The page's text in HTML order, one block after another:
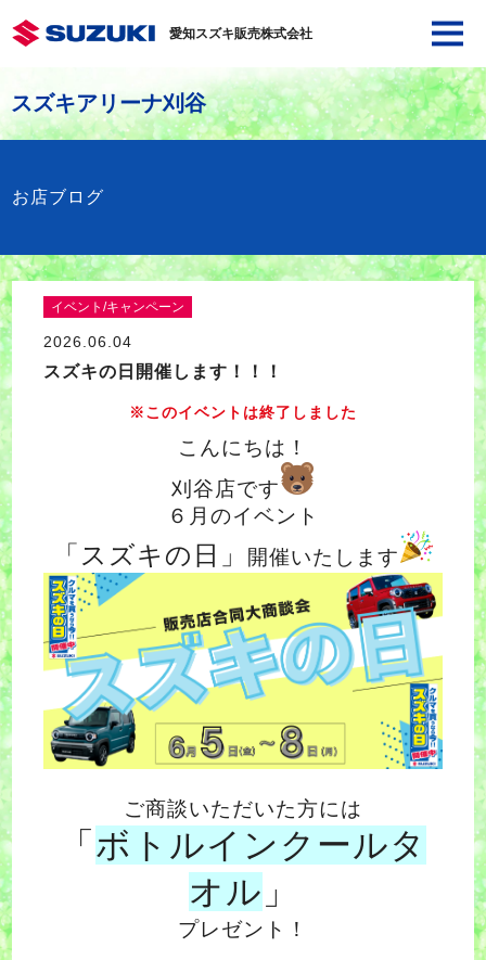
愛知スズキ販売株式会社
スズキアリーナ刈谷
お店ブログ
イベント/キャンペーン
2026.06.04
スズキの日開催します！！！
※このイベントは終了しました
こんにちは！
刈谷店です
６月のイベント
「スズキの日」 開催いたします
ご商談いただいた方には
「 ボトルインクールタ
オル 」
プレゼント！